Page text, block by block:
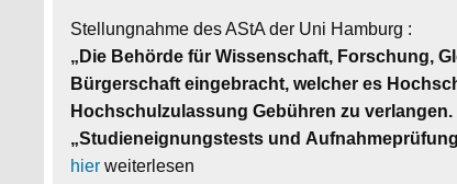
Stellungnahme des AStA der Uni Hamburg :
„Die Behörde für Wissenschaft, Forschung,
Bürgerschaft eingebracht, welcher es
Hochschulzulassung Gebühren zu
„Studieneignungstests und
hier weiterlesen